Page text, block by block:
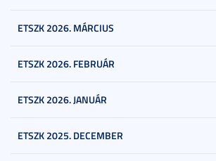
ETSZK 2026. MÁRCIUS
ETSZK 2026. FEBRUÁR
ETSZK 2026. JANUÁR
ETSZK 2025. DECEMBER